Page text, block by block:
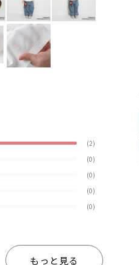
(2)
(0)
(0)
(0)
(0)
もっと見る